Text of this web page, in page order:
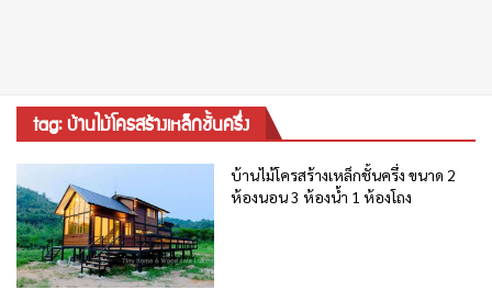
tag: บ้านไม้โครสร้างเหล็กชั้นครึ่ง
บ้านไม้โครสร้างเหล็กชั้นครึ่ง ขนาด 2
ห้องนอน 3 ห้องน้ำ 1 ห้องโถง